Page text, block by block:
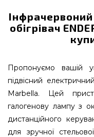
обігрівач
Пропонуємо вашій
підвісний
Marbella. Цей
галогенову лампу з
дистанційного
для зручної